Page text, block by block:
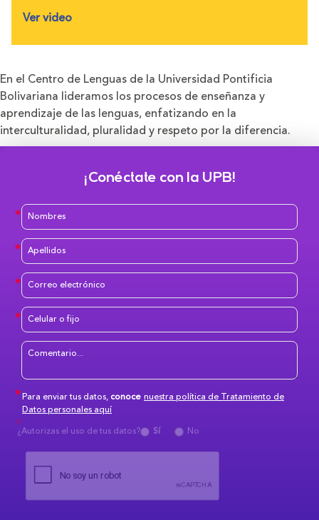
Ver video
En el Centro de Lenguas de la Universidad Pontificia
Bolivariana lideramos los procesos de enseñanza y
aprendizaje de las lenguas, enfatizando en la
interculturalidad, pluralidad y respeto por la diferencia.
¡Conéctate con la UPB!
Para enviar tus datos,conoce nuestra política de Tratamiento de
Datos personales aquí
¿Autorizas el uso de tus datos?
Sí No